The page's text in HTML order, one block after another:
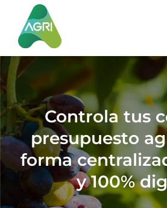
contenido
¿CÓMO FUNCIONA?
¿QUÉ ES AGRI?
INTEGRACIONES
CLIENTES
Controla tus
presupuesto
forma
y 100%